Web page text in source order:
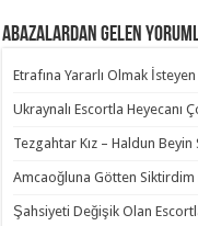
Abazalardan Gelen
Etrafına Yararlı Olmak
Ukraynalı Escortla Heyecanı
Tezgahtar Kız – Haldun Beyin
Amcaoğluna Götten Siktirdim
Şahsiyeti Değişik Olan